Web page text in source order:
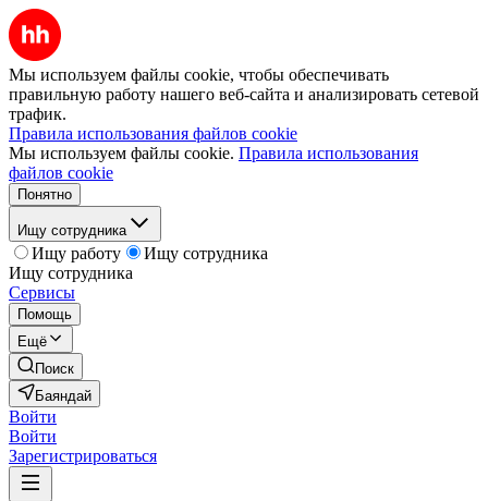
Мы используем файлы cookie, чтобы обеспечивать
правильную работу нашего веб-сайта и анализировать сетевой
трафик.
Правила использования файлов cookie
Мы используем файлы cookie. Правила использования
файлов cookie
Понятно
Ищу сотрудника
Ищу работу
Ищу сотрудника
Ищу сотрудника
Сервисы
Помощь
Ещё
Поиск
Баяндай
Войти
Войти
Зарегистрироваться